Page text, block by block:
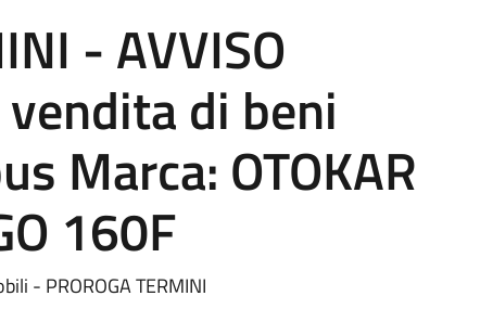
- AVVISO
vendita di beni
Marca: OTOKAR
160F
- PROROGA TERMINI